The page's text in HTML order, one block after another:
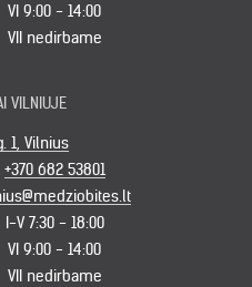
VI 9:00 - 14:00
VII nedirbame
VILNIUJE
1, Vilnius
+370 682 53801
I-V 7:30 - 18:00
VI 9:00 - 14:00
VII nedirbame